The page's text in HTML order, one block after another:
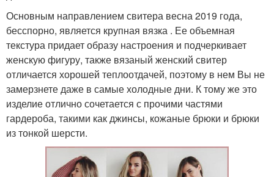
Основным направлением свитера весна 2019 года,
бесспорно, является крупная вязка . Ее объемная
текстура придает образу настроения и подчеркивает
женскую фигуру, также вязаный женский свитер
отличается хорошей теплоотдачей, поэтому в нем Вы не
замерзнете даже в самые холодные дни. К тому же это
изделие отлично сочетается с прочими частями
гардероба, такими как джинсы, кожаные брюки и брюки
из тонкой шерсти.